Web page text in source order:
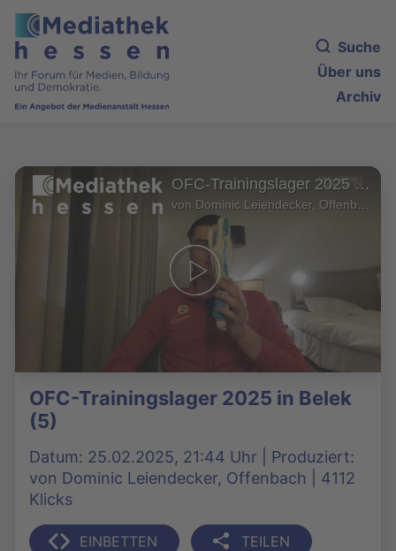
Suche
Über uns
Archiv
OFC-Trainingslager 2025 in Belek (5)
OFC-Trainingslager 2025 in Belek
(5)
Datum: 25.02.2025, 21:44 Uhr | Produziert:
von Dominic Leiendecker, Offenbach | 4112
Klicks
EINBETTEN TEILEN